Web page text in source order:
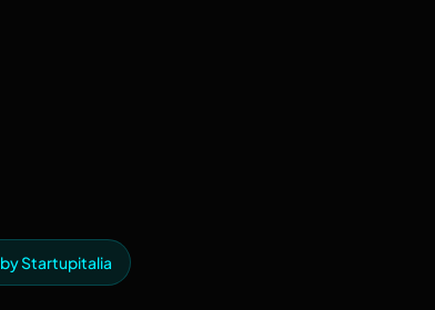
Startupitalia